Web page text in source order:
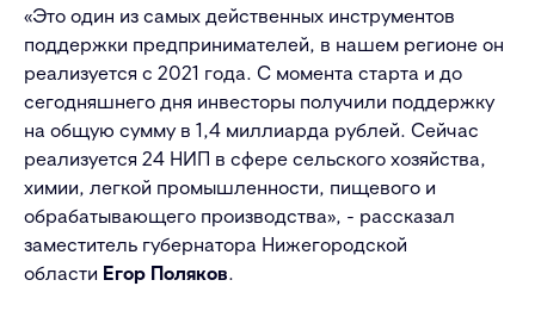
«Это один из самых действенных инструментов
поддержки предпринимателей, в нашем регионе он
реализуется с 2021 года. С момента старта и до
сегодняшнего дня инвесторы получили поддержку
на общую сумму в 1,4 миллиарда рублей. Сейчас
реализуется 24 НИП в сфере сельского хозяйства,
химии, легкой промышленности, пищевого и
обрабатывающего производства», - рассказал
заместитель губернатора Нижегородской
области Егор Поляков.